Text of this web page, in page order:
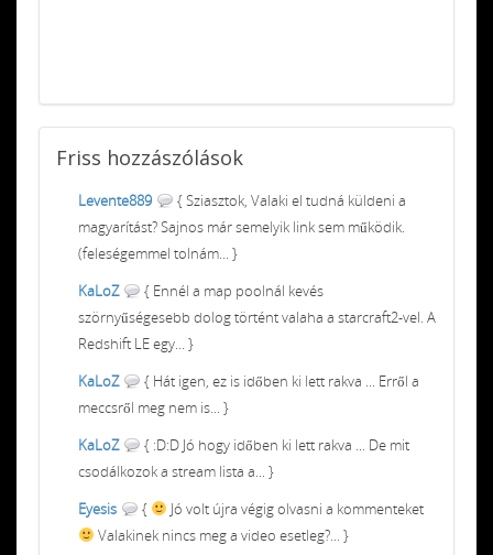
Friss hozzászólások
Levente889
{ Sziasztok, Valaki el tudná küldeni a
magyarítást? Sajnos már semelyik link sem működik.
(feleségemmel tolnám... }
KaLoZ
{ Ennél a map poolnál kevés
szörnyűségesebb dolog történt valaha a starcraft2-vel. A
Redshift LE egy... }
KaLoZ
{ Hát igen, ez is időben ki lett rakva ... Erről a
meccsről meg nem is... }
KaLoZ
{ :D:D Jó hogy időben ki lett rakva ... De mit
csodálkozok a stream lista a... }
Eyesis
{
Jó volt újra végig olvasni a kommenteket
Valakinek nincs meg a video esetleg?... }